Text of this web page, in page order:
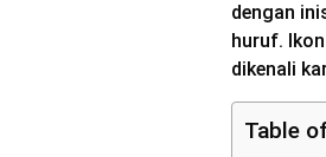
dengan
huruf.
dikenali
Table